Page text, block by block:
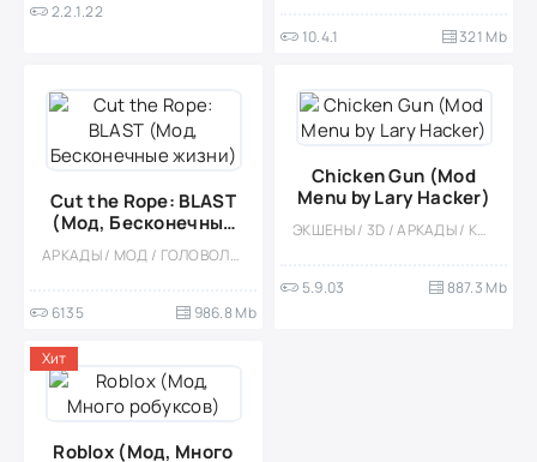
2.2.1.22
10.4.1 321 Mb
Cut the Rope: BLAST
(Мод, Бесконечные
жизни)
АРКАДЫ / МОД / ГОЛОВОЛОМКИ / КАЗУАЛЬНЫЕ / ОФЛАЙН / ДЛЯ ДЕТЕЙ / ОДНОПОЛЬЗОВАТЕЛЬСКИЕ / СТИЛИЗАЦИЯ / ДЛЯ ВСЕЙ СЕМЬИ / БОЛЬШАЯ
6135 986.8 Mb
Chicken Gun (Mod
Menu by Lary Hacker)
ЭКШЕНЫ / 3D / АРКАДЫ / КАЗУАЛЬНЫЕ / СОРЕВНОВАТЕЛЬНАЯ / МОД / МНОГОПОЛЬЗОВАТЕЛЬСКАЯ / ТАКТИЧЕСКИЕ / ШУТЕРЫ / ВЕСЁЛАЯ
5.9.03 887.3 Mb
Roblox (Мод, Много
Хит